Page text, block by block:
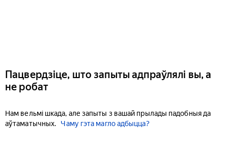
Пацвердзіце, што запыты адпраўлялі вы, а
не робат
Нам вельмі шкада, але запыты з вашай прылады падобныя да
аўтаматычных.
Чаму гэта магло адбыцца?